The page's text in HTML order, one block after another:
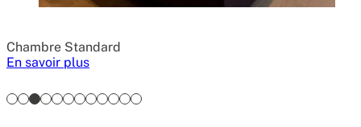
Chambre Deluxe
En savoir plus